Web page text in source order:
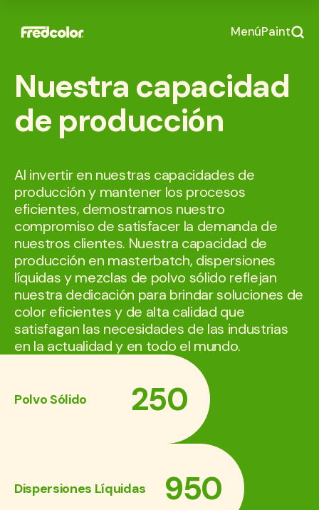
MenúPaint
Nuestra capacidad
de producción
Al invertir en nuestras capacidades de
producción y mantener los procesos
eficientes, demostramos nuestro
compromiso de satisfacer la demanda de
nuestros clientes. Nuestra capacidad de
producción en masterbatch, dispersiones
líquidas y mezclas de polvo sólido reflejan
nuestra dedicación para brindar soluciones de
color eficientes y de alta calidad que
satisfagan las necesidades de las industrias
en la actualidad y en todo el mundo.
Polvo Sólido 250
Dispersiones Líquidas 950